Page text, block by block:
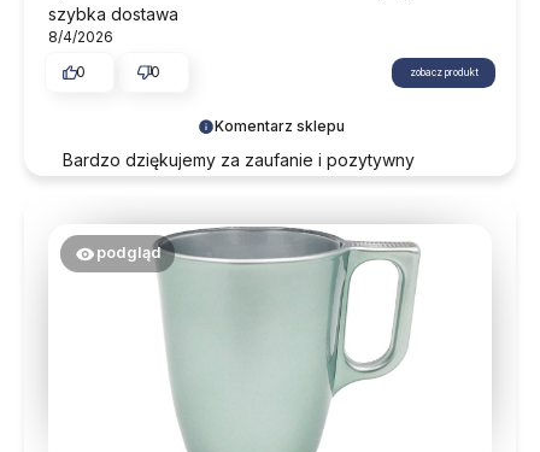
Komentarz sklepu
Bardzo dziękujemy za zaufanie i pozytywny
szybka dostawa
8/4/2026
0
0 zobacz produkt
podgląd